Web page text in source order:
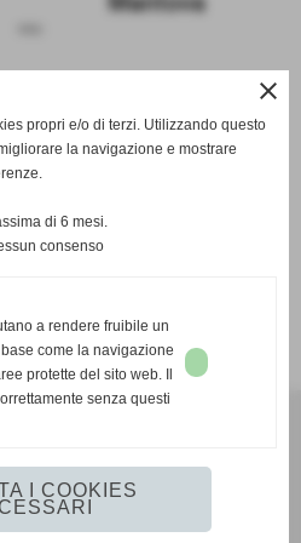
confronto
Mantova
E RISULTATI-CLASSIFICA
siti web www.sitoper.it
close
propri e/o di terzi. Utilizzando questo
la navigazione e mostrare
di 6 mesi.
consenso
a rendere fruibile un
come la navigazione
protette del sito web. Il
senza questi
I COOKIES